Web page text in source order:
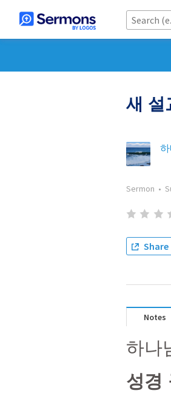
새 설
Sermon •
Share
Notes
하나
성경